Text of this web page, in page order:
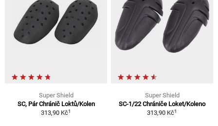
Super Shield
SC, Pár Chránič Loktů/Kolen
313,90 Kč1
Super Shield
SC-1/22 Chrániče Loket/Koleno
313,90 Kč1